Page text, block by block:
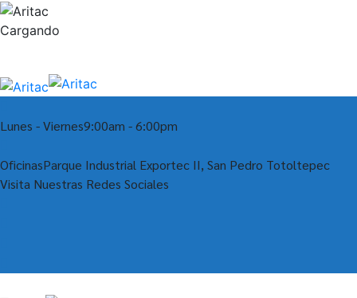
Cargando
Lunes - Viernes9:00am - 6:00pm
OficinasParque Industrial Exportec II, San Pedro Totoltepec
Visita Nuestras Redes Sociales